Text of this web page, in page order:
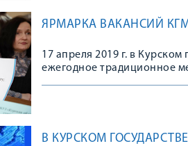
ЯРМАРКА ВАКАНСИЙ
17 апреля 2019 г. в
ежегодное традиционное
В КУРСКОМ